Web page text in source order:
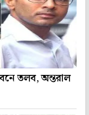
তলব, অন্তরাল